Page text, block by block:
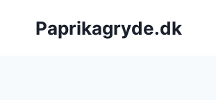
Paprikagryde.dk